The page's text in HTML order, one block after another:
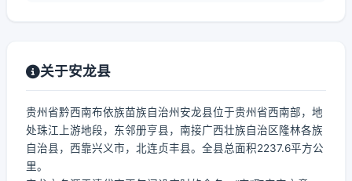
关于安龙县
贵州省黔西南布依族苗族自治州安龙县位于贵州省西南部，地
处珠江上游地段，东邻册亨县，南接广西壮族自治区隆林各族
自治县，西靠兴义市，北连贞丰县。全县总面积2237.6平方公
里。